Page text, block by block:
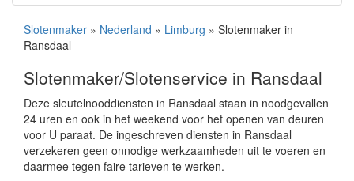
Slotenmaker » Nederland » Limburg » Slotenmaker in
Ransdaal
Slotenmaker/Slotenservice in Ransdaal
Deze sleutelnooddiensten in Ransdaal staan in noodgevallen
24 uren en ook in het weekend voor het openen van deuren
voor U paraat. De ingeschreven diensten in Ransdaal
verzekeren geen onnodige werkzaamheden uit te voeren en
daarmee tegen faire tarieven te werken.